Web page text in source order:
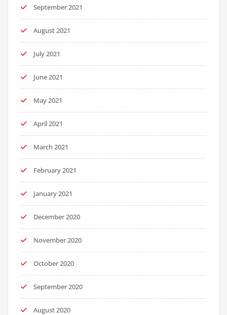
September 2021
August 2021
July 2021
June 2021
May 2021
April 2021
March 2021
February 2021
January 2021
December 2020
November 2020
October 2020
September 2020
August 2020